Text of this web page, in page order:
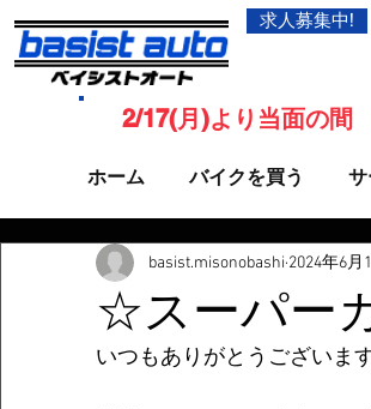
求人募集中!
ホーム バイクを買う
2/17(月)より当面の間
☆スーパー
basist.misonobashi 2024年6月
いつもありがとうございま